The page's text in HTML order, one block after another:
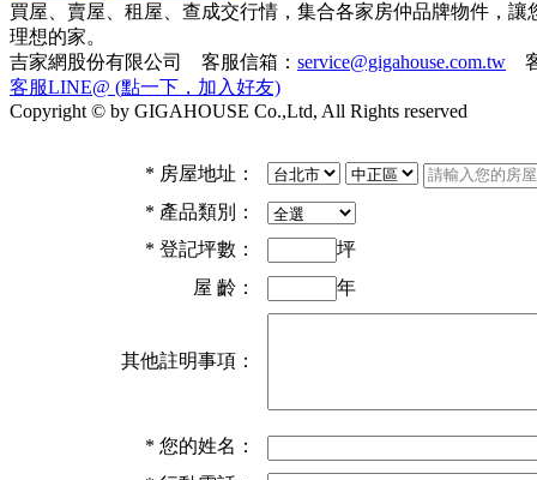
買屋、賣屋、租屋、查成交行情，集合各家房仲品牌物件，
理想的家。
吉家網股份有限公司 客服信箱： service@gigahouse.com.tw
客服LINE@ (點一下，加入好友)
Copyright © by GIGAHOUSE Co.,Ltd, All Rights reserved